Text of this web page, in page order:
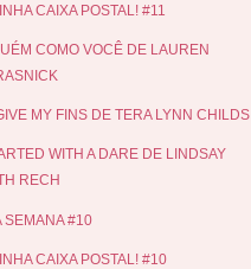
CAIXA POSTAL! #11
COMO VOCÊ DE LAUREN
MY FINS DE TERA LYNN CHILDS
WITH A DARE DE LINDSAY
RECH
SEMANA #10
CAIXA POSTAL! #10